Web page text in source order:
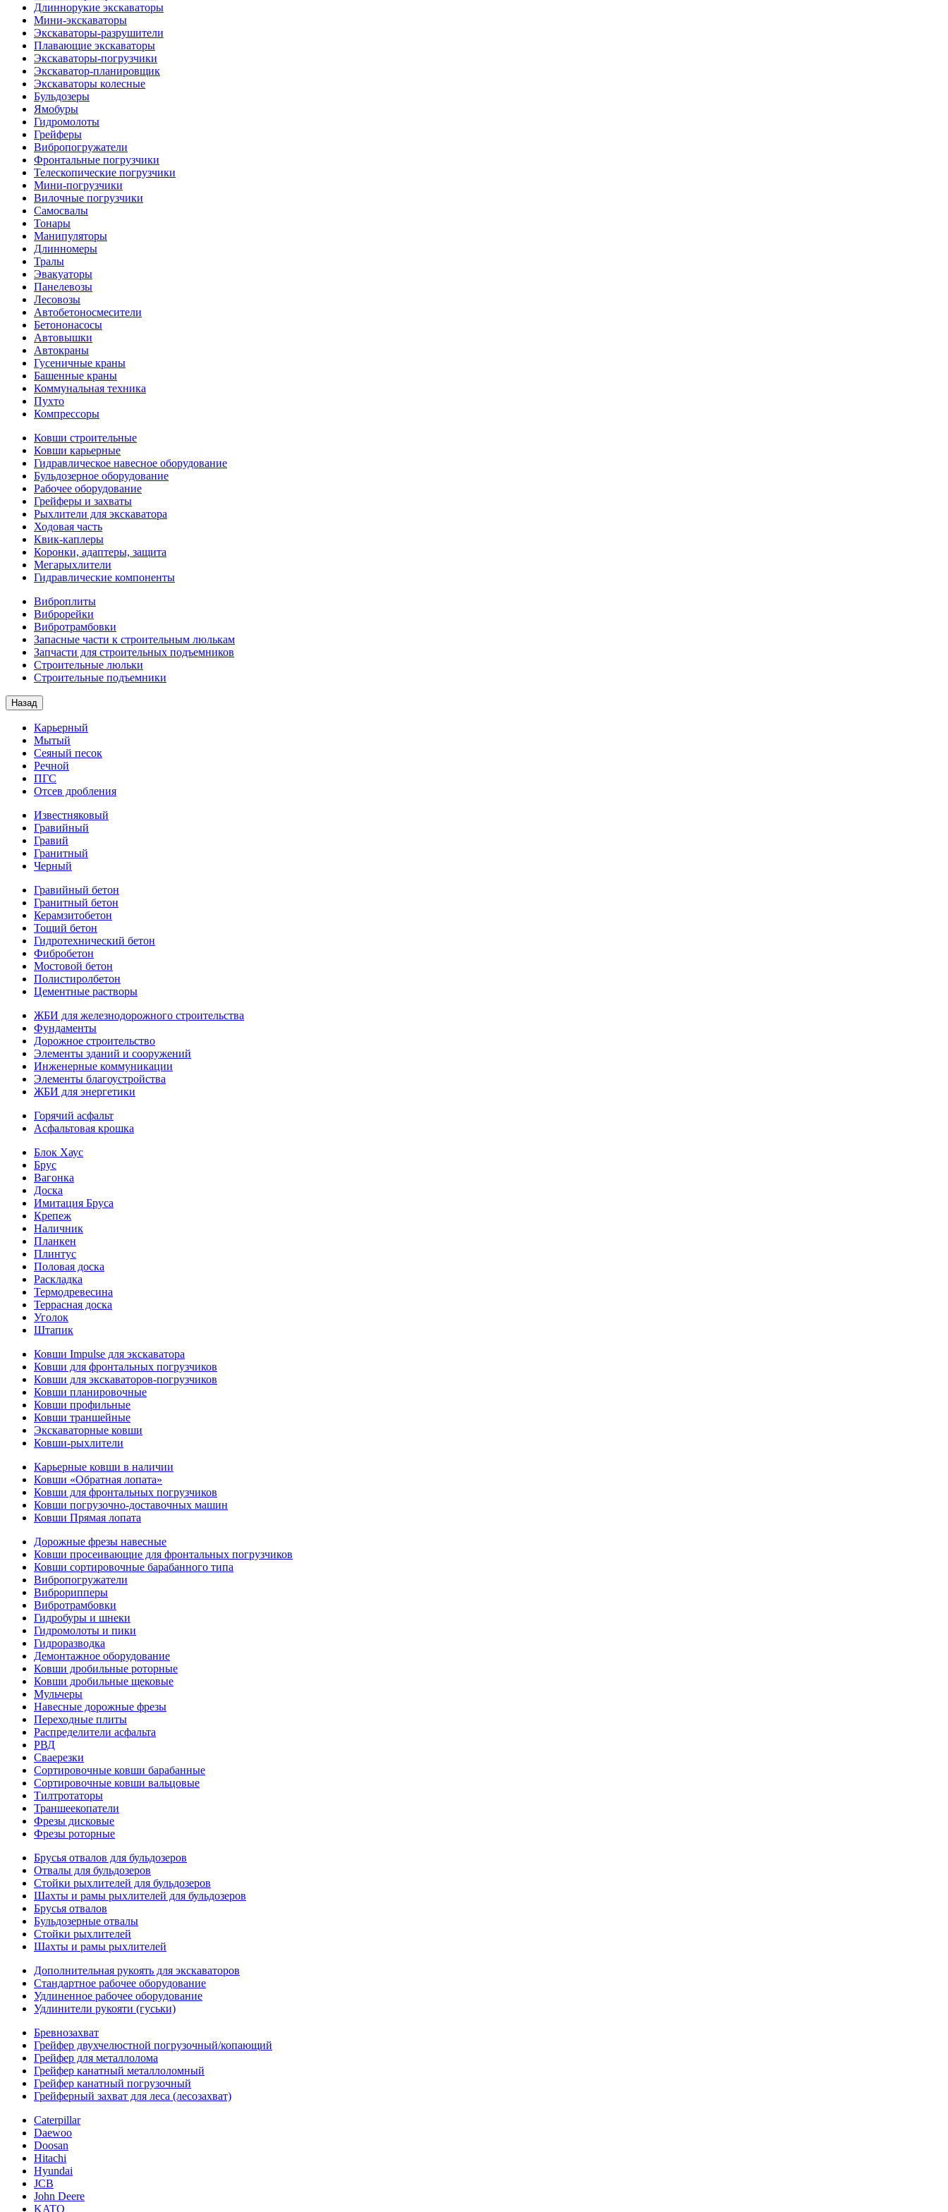
Длиннорукие экскаваторы
Мини-экскаваторы
Экскаваторы-разрушители
Плавающие экскаваторы
Экскаваторы-погрузчики
Экскаватор-планировщик
Экскаваторы колесные
Бульдозеры
Ямобуры
Гидромолоты
Грейферы
Вибро­погружатели
Фронтальные погрузчики
Телескопические погрузчики
Мини-погрузчики
Вилочные погрузчики
Самосвалы
Тонары
Манипуляторы
Длинномеры
Тралы
Эвакуаторы
Панелевозы
Лесовозы
Автобетоно­смесители
Бетононасосы
Автовышки
Автокраны
Гусеничные краны
Башенные краны
Коммунальная техника
Пухто
Компрессоры
Ковши строительные
Ковши карьерные
Гидравлическое навесное оборудование
Бульдозерное оборудование
Рабочее оборудование
Грейферы и захваты
Рыхлители для экскаватора
Ходовая часть
Квик-каплеры
Коронки, адаптеры, защита
Мегарыхлители
Гидравлические компоненты
Виброплиты
Виброрейки
Вибротрамбовки
Запасные части к строительным люлькам
Запчасти для строительных подъемников
Строительные люльки
Строительные подъемники
Назад
Карьерный
Мытый
Сеяный песок
Речной
ПГС
Отсев дробления
Известняковый
Гравийный
Гравий
Гранитный
Черный
Гравийный бетон
Гранитный бетон
Керамзитобетон
Тощий бетон
Гидротехнический бетон
Фибробетон
Мостовой бетон
Полистиролбетон
Цементные растворы
ЖБИ для железнодорожного строительства
Фундаменты
Дорожное строительство
Элементы зданий и сооружений
Инженерные коммуникации
Элементы благоустройства
ЖБИ для энергетики
Горячий асфальт
Асфальтовая крошка
Блок Хаус
Брус
Вагонка
Доска
Имитация Бруса
Крепеж
Наличник
Планкен
Плинтус
Половая доска
Раскладка
Термодревесина
Террасная доска
Уголок
Штапик
Ковши Impulse для экскаватора
Ковши для фронтальных погрузчиков
Ковши для экскаваторов-погрузчиков
Ковши планировочные
Ковши профильные
Ковши траншейные
Экскаваторные ковши
Ковши-рыхлители
Карьерные ковши в наличии
Ковши «Обратная лопата»
Ковши для фронтальных погрузчиков
Ковши погрузочно-доставочных машин
Ковши Прямая лопата
Дорожные фрезы навесные
Ковши просеивающие для фронтальных погрузчиков
Ковши сортировочные барабанного типа
Вибропогружатели
Виброрипперы
Вибротрамбовки
Гидробуры и шнеки
Гидромолоты и пики
Гидроразводка
Демонтажное оборудование
Ковши дробильные роторные
Ковши дробильные щековые
Мульчеры
Навесные дорожные фрезы
Переходные плиты
Распределители асфальта
РВД
Сваерезки
Сортировочные ковши барабанные
Сортировочные ковши вальцовые
Тилтротаторы
Траншеекопатели
Фрезы дисковые
Фрезы роторные
Брусья отвалов для бульдозеров
Отвалы для бульдозеров
Стойки рыхлителей для бульдозеров
Шахты и рамы рыхлителей для бульдозеров
Брусья отвалов
Бульдозерные отвалы
Стойки рыхлителей
Шахты и рамы рыхлителей
Дополнительная рукоять для экскаваторов
Стандартное рабочее оборудование
Удлиненное рабочее оборудование
Удлинители рукояти (гуськи)
Бревнозахват
Грейфер двухчелюстной погрузочный/копающий
Грейфер для металлолома
Грейфер канатный металлоломный
Грейфер канатный погрузочный
Грейферный захват для леса (лесозахват)
Caterpillar
Daewoo
Doosan
Hitachi
Hyundai
JCB
John Deere
KATO